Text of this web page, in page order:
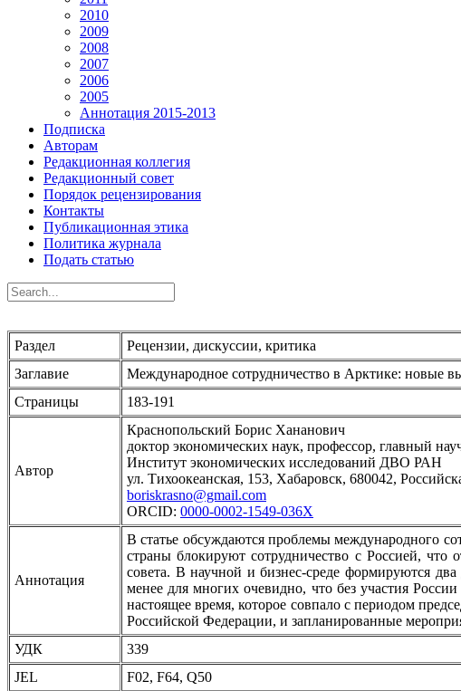
2010
2009
2008
2007
2006
2005
Аннотация 2015-2013
Подписка
Авторам
Редакционная коллегия
Редакционный совет
Порядок рецензирования
Контакты
Публикационная этика
Политика журнала
Подать статью
Раздел
Рецензии, дискуссии, критика
Заглавие
Международное сотрудничество в Арктике: новые
Страницы
183-191
Автор
Краснопольский Борис Хананович
доктор экономических наук, профессор, главный
Институт экономических исследований ДВО РАН
ул. Тихоокеанская, 153, Хабаровск, 680042,
boriskrasno@gmail.com
ORCID: 0000-0002-1549-036X
Аннотация
В статье обсуждаются проблемы международного
страны блокируют сотрудничество с Россией, что
совета. В научной и бизнес-среде формируются
менее для многих очевидно, что без участия
настоящее время, которое совпало с периодом
Российской Федерации, и запланированные
УДК
339
JEL
F02, F64, Q50